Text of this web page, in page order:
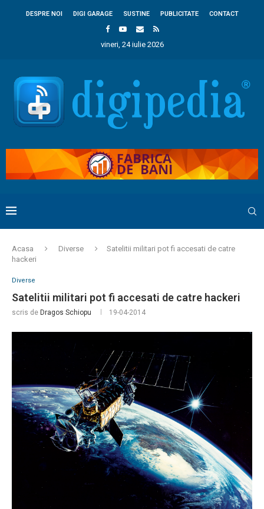
DESPRE NOI DIGI GARAGE SUSTINE PUBLICITATE CONTACT
vineri, 24 iulie 2026
Acasa Diverse
Satelitii militari pot fi accesati de catre
hackeri
Diverse
Satelitii militari pot fi accesati de catre hackeri
scris de Dragos Schiopu 19-04-2014